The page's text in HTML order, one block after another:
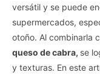
versátil y se puede
supermercados,
otoño. Al combinarla
queso de cabra, se
y texturas. En este